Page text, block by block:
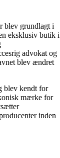
blev grundlagt i
eksklusiv butik i
advokat og
blev ændret
blev kendt for
mærke for
inden